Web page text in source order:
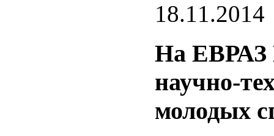
18.11.2014
На ЕВРАЗ
научно-
молодых